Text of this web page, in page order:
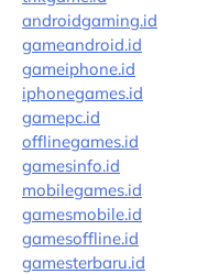
androidgaming.id
gameandroid.id
gameiphone.id
iphonegames.id
gamepc.id
offlinegames.id
gamesinfo.id
mobilegames.id
gamesmobile.id
gamesoffline.id
gamesterbaru.id